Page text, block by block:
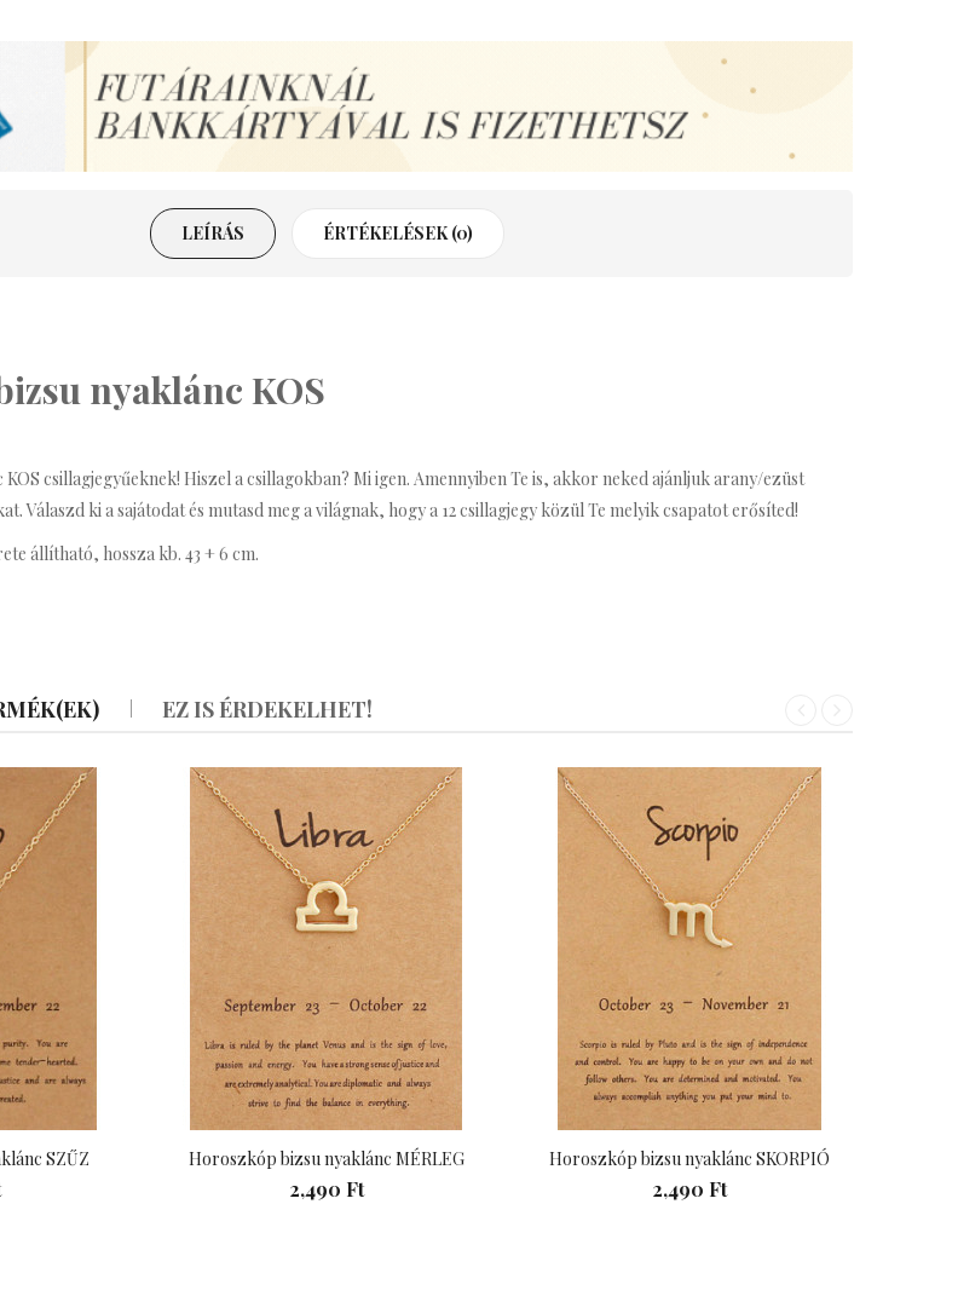
LEÍRÁS ÉRTÉKELÉSEK (0)
nyaklánc KOS
csillagjegyűeknek! Hiszel a csillagokban? Mi igen. Amennyiben Te is, akkor neked ajánljuk arany/ezüst
Válaszd ki a sajátodat és mutasd meg a világnak, hogy a 12 csillagjegy közül Te melyik csapatot erősíted!
állítható, hossza kb. 43 + 6 cm.
EZ IS ÉRDEKELHET!
SZŰZ Horoszkóp bizsu nyaklánc MÉRLEG
2,490 Ft
Horoszkóp bizsu nyaklánc SKORPIÓ
2,490 Ft